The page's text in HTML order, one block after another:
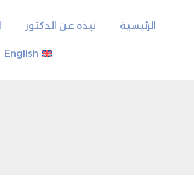
الرئيسية نبذه عن الدكتور
English